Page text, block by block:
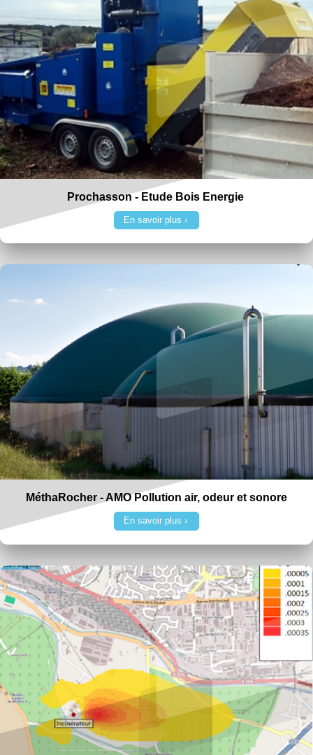
Prochasson - Etude Bois Energie
En savoir plus
MéthaRocher - AMO Pollution air, odeur et sonore
En savoir plus